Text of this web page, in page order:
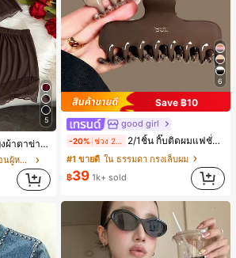
5
SHEIN ชุดชั้นในเซ็กซี่ผู้หญิงผ้าตาข่ายมีโครงคัพบาง
ใน ผ้าตาข่าย ชุดนอนผู้หญิง
6
Save ฿10
good girl
-20% 2/1ชิ้น กิ๊บติดผมแฟชั่นขนาดใหญ่สีน้ำตาลชานมสำหรับผู้หญิง เหมาะสำหรับการอาบน้ำ ล้างหน้า และจัดแต่งทรงผม
#1 ขายดี ใน ธรรมดา กรงเล็บผม
฿39 1k+ sold